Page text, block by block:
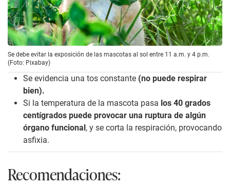
Se debe evitar la exposición de las mascotas al sol entre 11 a.m. y 4 p.m.
(Foto: Pixabay)
Se evidencia una tos constante (no puede respirar
bien).
Si la temperatura de la mascota pasa los 40 grados
centígrados puede provocar una ruptura de algún
órgano funcional , y se corta la respiración, provocando
asfixia.
Recomendaciones: